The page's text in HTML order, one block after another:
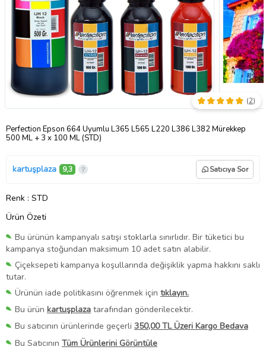
Perfection Epson 664 Uyumlu L365 L565 L220 L386 L382 Mürekkep
500 ML + 3 x 100 ML (STD)
(2)
kartuşplaza 9,3 Satıcıya Sor
Renk : STD
Ürün Özeti
Bu ürünün kampanyalı satışı stoklarla sınırlıdır. Bir tüketici bu
kampanya stoğundan maksimum 10 adet satın alabilir.
Çiçeksepeti kampanya koşullarında değişiklik yapma hakkını saklı
tutar.
Ürünün iade politikasını öğrenmek için tıklayın.
Bu ürün kartuşplaza tarafından gönderilecektir.
Bu satıcının ürünlerinde geçerli 350,00 TL Üzeri Kargo Bedava
Bu Satıcının Tüm Ürünlerini Görüntüle